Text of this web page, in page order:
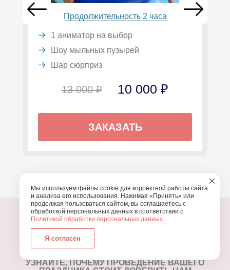
Продолжительность 2 часа
1 аниматор на выбор
Шоу мыльных пузырей
Шар сюрприз
13 000 ₽ 10 000 ₽
ЗАКАЗАТЬ
ПОЧЕМУ МЫ?
УЗНАЙТЕ, ПОЧЕМУ ПРОВЕДЕНИЕВАШЕГО
Мы используем файлы cookie для корректной работы сайта
и анализа его использования. Нажимая «Принять» или
продолжая пользоваться сайтом, вы соглашаетесь с
обработкой персональных данных в соответствии с
Политикой обработки персональных данных.
Я согласен